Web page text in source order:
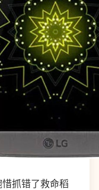
抓错了救命稻